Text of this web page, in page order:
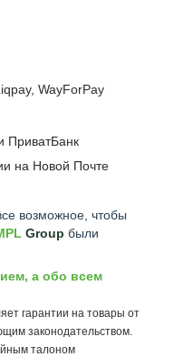
WayForPay
ПриватБанк
на Новой Почте
возможное, чтобы
Group были
а обо всем
гарантии на товары от
законодательством.
талоном